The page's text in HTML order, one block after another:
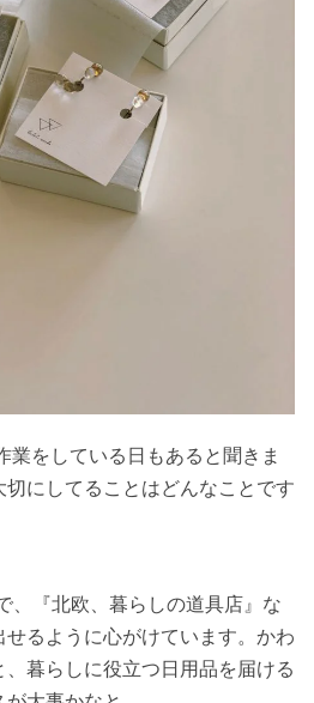
業をしている日もあると聞きま
にしてることはどんなことです
、『北欧、暮らしの道具店』な
るように心がけています。かわ
暮らしに役立つ日用品を届ける